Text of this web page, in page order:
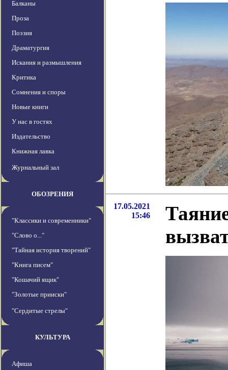
Балканы
Проза
Поэзия
Драматургия
Искания и размышления
Критика
Сомнения и споры
Новые книги
У нас в гостях
Издательство
Книжная лавка
Журнальный зал
ОБОЗРЕНИЯ
"Классики и современники"
"Слово о..."
"Тайная история творений"
"Книга писем"
"Кошачий ящик"
"Золотые прииски"
"Сердитые стрелы"
КУЛЬТУРА
Афиша
17.05.2021
15:46